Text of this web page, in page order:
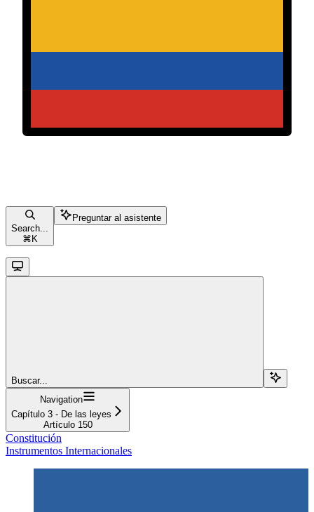
Search...
⌘ K
Preguntar al asistente
Buscar...
Navigation
Capítulo 3 - De las leyes
Artículo 150
Constitución
Instrumentos Internacionales